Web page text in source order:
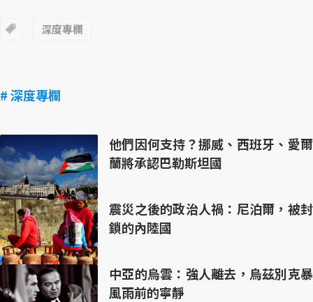
深度專欄
# 深度專欄
他們因何支持？挪威、西班牙、愛爾
蘭將承認巴勒斯坦國
震災之後的政治人禍：尼泊爾，被封
鎖的內陸國
中亞的烏雲：強人離去，烏茲別克暴
風雨前的寧靜